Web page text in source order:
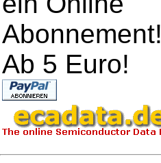
Abonnement!
Ab 5 Euro!